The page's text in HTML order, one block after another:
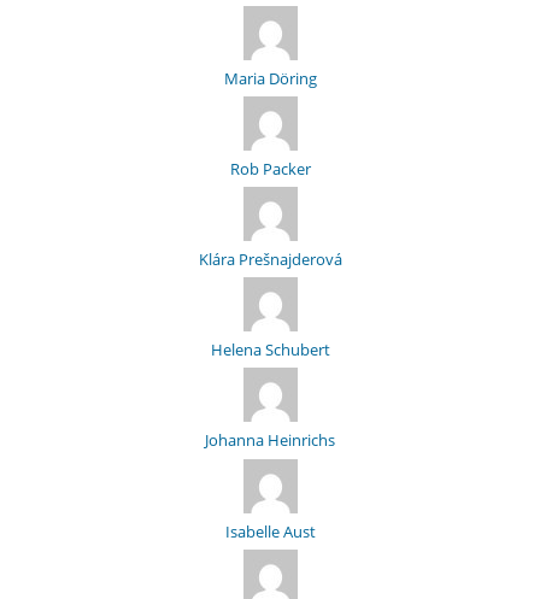
Maria Döring
Rob Packer
Klára Prešnajderová
Helena Schubert
Johanna Heinrichs
Isabelle Aust